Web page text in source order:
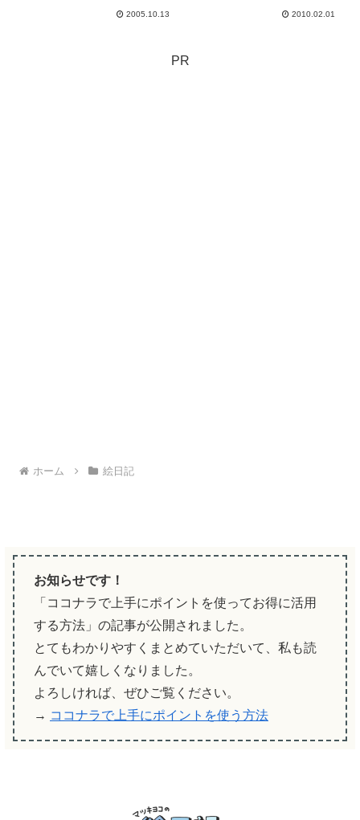
浮腫みがゴッソリ取れた!!足軽
2005.10.13 2010.02.01
PR
ホーム 絵日記
お知らせです！
「ココナラで上手にポイントを使ってお得に活用
する方法」の記事が公開されました。
とてもわかりやすくまとめていただいて、私も読
んでいて嬉しくなりました。
よろしければ、ぜひご覧ください。
→ ココナラで上手にポイントを使う方法